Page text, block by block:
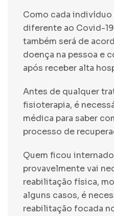
Como cada indivíduo
diferente ao Covid-
também será de
doença na pessoa e
após receber alta
Antes de qualquer
fisioterapia, é
médica para saber
processo de
Quem ficou
provavelmente vai
reabilitação física,
alguns casos, é
reabilitação focada